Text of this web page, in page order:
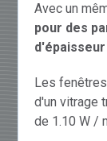
Avec un
pour des
Les
d'un vitrage
de 1.10 W /